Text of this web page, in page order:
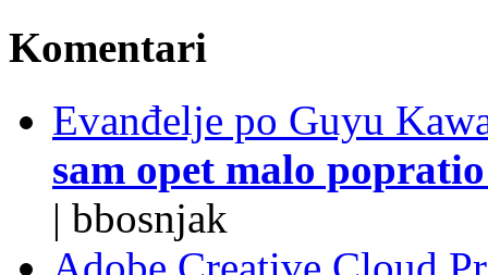
Komentari
Evanđelje po Guyu
sam opet malo
| bbosnjak